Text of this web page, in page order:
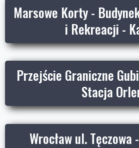
Marsowe Korty -
i Rekreacji -
Przejście Graniczne
Stacja
Wrocław ul.